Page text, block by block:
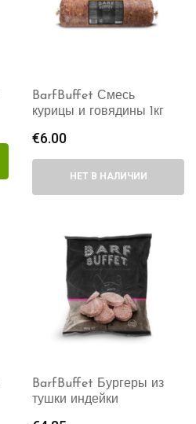
BarfBuffet Смесь
курицы и говядины 1кг
€6.00
НЕТ В НАЛИЧИИ
BarfBuffet Бургеры из
тушки индейки